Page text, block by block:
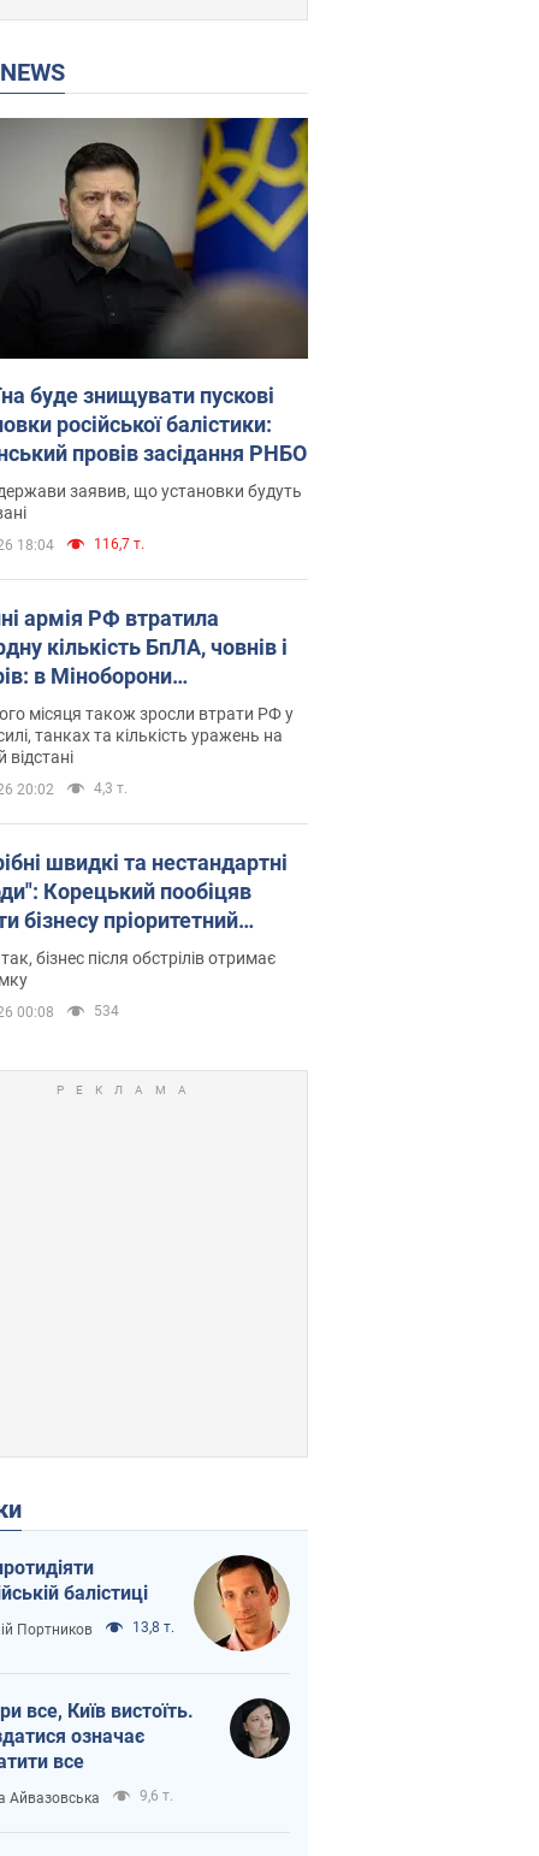
NEWS
буде знищувати пускові
російської балістики:
провів засідання РНБО
заявив, що установки будуть
18:04 116,7 т.
армія РФ втратила
кількість БпЛА, човнів і
в Міноборони
статистику
місяця також зросли втрати РФ у
танках та кількість уражень на
відстані
20:02 4,3 т.
швидкі та нестандартні
Корецький пообіцяв
бізнесу пріоритетний
до наявних складських
бізнес після обстрілів отримає
00:08 534
балістиці
Портников 13,8 т.
все, Київ вистоїть.
означає
все
Айвазовська 9,6 т.